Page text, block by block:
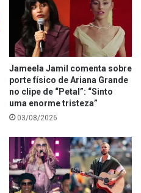
Jameela Jamil comenta sobre
porte físico de Ariana Grande
no clipe de “Petal”: “Sinto
uma enorme tristeza”
03/08/2026